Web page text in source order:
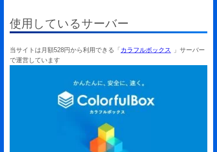
使用しているサーバー
当サイトは月額528円から利用できる「 カラフルボックス
」サーバー
で運営しています